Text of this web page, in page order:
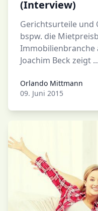
(Interview)
Gerichtsurteile und
bspw. die
Immobilienbranche
Joachim Beck zeigt ...
Orlando Mittmann
Orlando Mittmann
09. Juni 2015